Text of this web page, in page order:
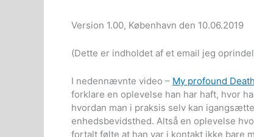
Version 1.00, København den 10.06.2019
(Dette er indholdet af et email jeg
I nedennævnte video – My profound
forklare en oplevelse han har haft, hvor
hvordan man i praksis selv kan
enhedsbevidsthed. Altså en oplevelse
fortalt følte at han var i kontakt ikke bare